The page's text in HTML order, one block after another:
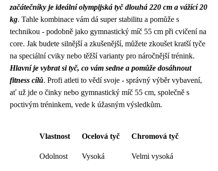
začátečníky je ideální olympijská tyč dlouhá 220 cm a vážící 20
kg. Tahle kombinace vám dá super stabilitu a pomůže s
technikou - podobně jako gymnastický míč 55 cm při cvičení na
core. Jak budete silnější a zkušenější, můžete zkoušet kratší tyče
na speciální cviky nebo těžší varianty pro náročnější trénink.
Hlavní je vybrat si tyč, co vám sedne a pomůže dosáhnout
fitness cílů. Profi atleti to vědí svoje - správný výběr vybavení,
ať už jde o činky nebo gymnastický míč 55 cm, společně s
poctivým tréninkem, vede k úžasným výsledkům.
Vlastnost Ocelová tyč Chromová tyč
Odolnost Vysoká Velmi vysoká